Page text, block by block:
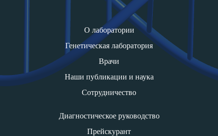
О лаборатории
Генетическая лаборатория
Врачи
Наши публикации и наука
Сотрудничество
Диагностическое руководство
Прейскурант